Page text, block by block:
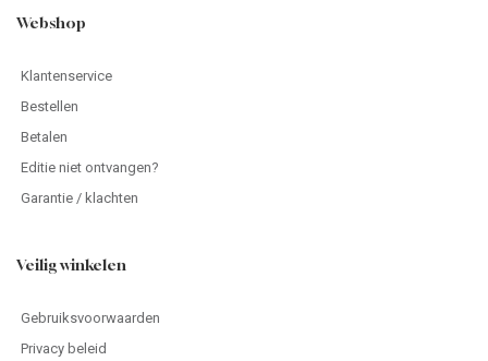
Webshop
Klantenservice
Bestellen
Betalen
Editie niet ontvangen?
Garantie / klachten
Veilig winkelen
Gebruiksvoorwaarden
Privacy beleid